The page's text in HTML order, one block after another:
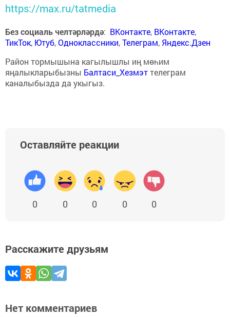
https://max.ru/tatmedia
Без социаль челтәрләрдә: ВКонтакте, ВКонтакте,
ТикТок, Ютуб,Одноклассники,Телеграм, Яндекс.Дзен
Район тормышына кагылышлы иң мөһим
яңалыкларыбызны Балтаси_Хезмэттелеграм
каналыбызда да укыгыз.
Оставляйте реакции
0 0 0 0 0
Расскажите друзьям
Нет комментариев